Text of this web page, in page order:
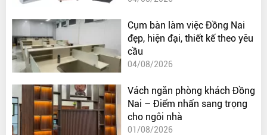
Cụm bàn làm việc Đồng Nai
đẹp, hiện đại, thiết kế theo yêu
cầu
04/08/2026
Vách ngăn phòng khách Đồng
Nai – Điểm nhấn sang trọng
cho ngôi nhà
01/08/2026